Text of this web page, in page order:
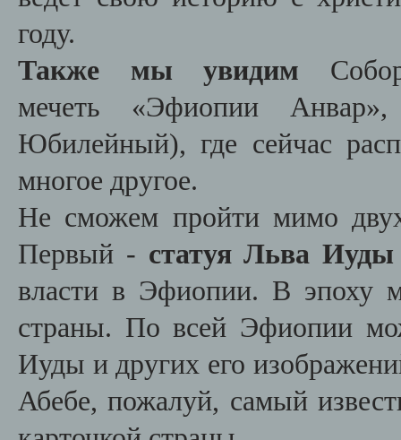
году.
Также мы увидим
мечеть «Эфиопии Анвар»
Юбилейный), где сейчас
многое другое.
Не сможем пройти мимо
Первый - статуя Льва Иуды
власти в Эфиопии. В эпоху
страны. По всей Эфиопии
Иуды и других его
Абебе, пожалуй, самый